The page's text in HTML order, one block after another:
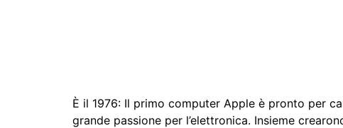
È il 1976: Il primo computer Apple è pronto per
grande passione per l’elettronica. Insieme